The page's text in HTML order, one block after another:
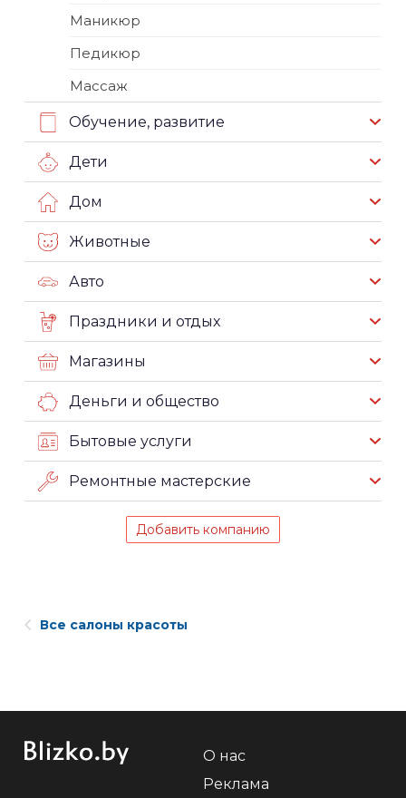
Маникюр
Педикюр
Массаж
Обучение, развитие
Дети
Дом
Животные
Авто
Праздники и отдых
Магазины
Деньги и общество
Бытовые услуги
Ремонтные мастерские
Добавить компанию
Все салоны красоты
О нас
Реклама